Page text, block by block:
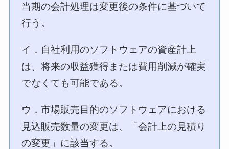
当期の会計処理は変更後の条件に基づいて
行う。
イ．自社利用のソフトウェアの資産計上
は、将来の収益獲得または費用削減が確実
でなくても可能である。
ウ．市場販売目的のソフトウェアにおける
見込販売数量の変更は、「会計上の見積り
の変更」に該当する。